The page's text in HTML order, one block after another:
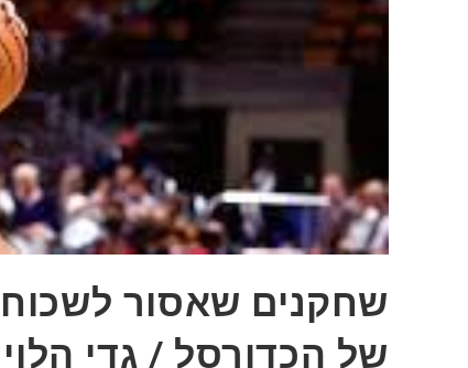
שחקנים שאסור
של הכדורסל / גדי הלוי